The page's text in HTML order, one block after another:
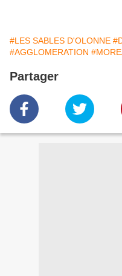
#LES SABLES D'OLONNE
#AGGLOMERATION
Partager